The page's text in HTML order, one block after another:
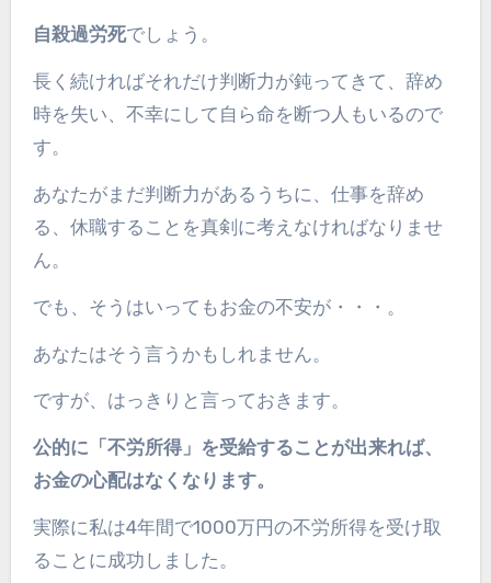
自殺過労死でしょう。
長く続ければそれだけ判断力が鈍ってきて、辞め
時を失い、不幸にして自ら命を断つ人もいるので
す。
あなたがまだ判断力があるうちに、仕事を辞め
る、休職することを真剣に考えなければなりませ
ん。
でも、そうはいってもお金の不安が・・・。
あなたはそう言うかもしれません。
ですが、はっきりと言っておきます。
公的に「不労所得」を受給することが出来れば、
お金の心配はなくなります。
実際に私は4年間で1000万円の不労所得を受け取
ることに成功しました。